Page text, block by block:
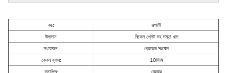
রঙ: রূপালী
উপাদান: নিকেল প্লেট সহ দস্তা খাদ
সংযোজন: থ্রেডেড সংযোগ
কেবল ব্যাস: 10মিমি
সমাপ্তি: সোল্ডার